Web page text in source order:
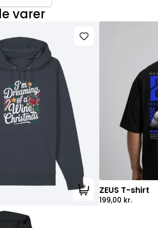
varer
Tilføj til kurv
ZEUS T-shirt
199,00 kr.